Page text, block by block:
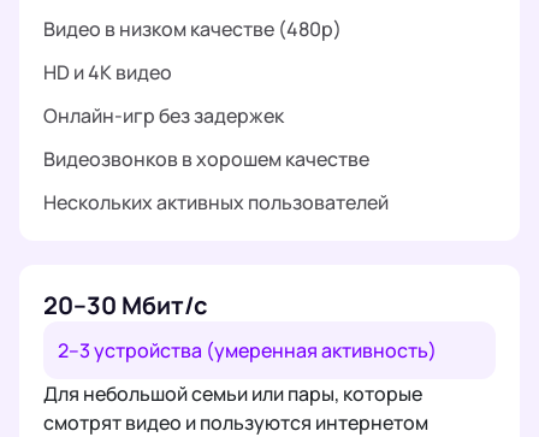
Видео в низком качестве (480p)
HD и 4K видео
Онлайн-игр без задержек
Видеозвонков в хорошем качестве
Нескольких активных пользователей
20–30 Мбит/с
2–3 устройства (умеренная активность)
Для небольшой семьи или пары, которые
смотрят видео и пользуются интернетом